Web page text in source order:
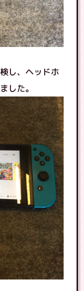
し、ヘッドホ
した。